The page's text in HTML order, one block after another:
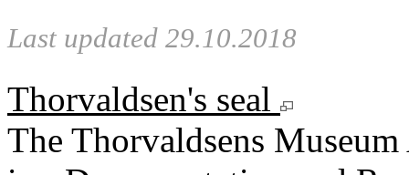
Last updated 29.10.2018
Thorvaldsen's seal
The Thorvaldsens